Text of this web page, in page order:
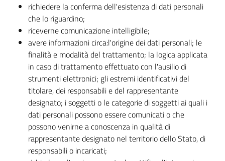
richiedere la conferma dell'esistenza di dati personali
che lo riguardino;
riceverne comunicazione intelligibile;
avere informazioni circa:l'origine dei dati personali; le
finalità e modalità del trattamento; la logica applicata
in caso di trattamento effettuato con l'ausilio di
strumenti elettronici; gli estremi identificativi del
titolare, dei responsabili e del rappresentante
designato; i soggetti o le categorie di soggetti ai quali i
dati personali possono essere comunicati o che
possono venirne a conoscenza in qualità di
rappresentante designato nel territorio dello Stato, di
responsabili o incaricati;